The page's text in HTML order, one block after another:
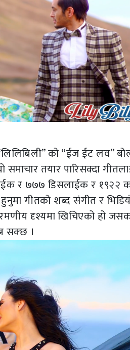
को “ईज ईट लव”
तयार पारिसक्दा
र ७७७ डिसलाईक र १९२२
हुनुमा गीतको शब्द संगीत र
दृश्यमा खिचिएको हो
सक्छ ।